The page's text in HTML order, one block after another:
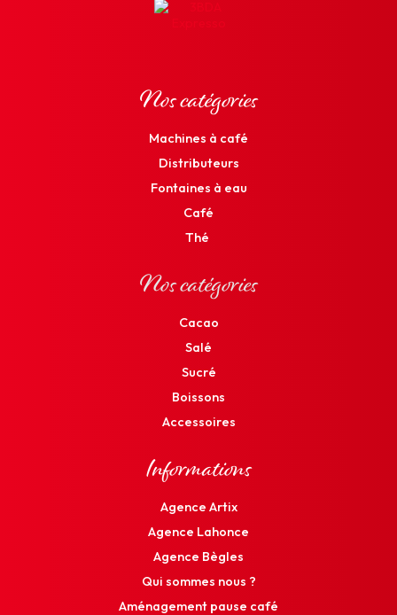
Nos catégories
Machines à café
Distributeurs
Fontaines à eau
Café
Thé
Nos catégories
Cacao
Salé
Sucré
Boissons
Accessoires
Informations
Agence Artix
Agence Lahonce
Agence Bègles
Qui sommes nous ?
Aménagement pause café